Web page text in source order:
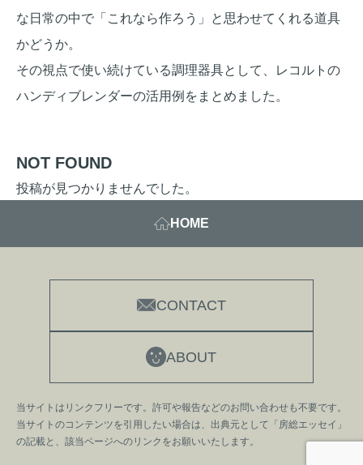
な日常の中で「これなら作ろう」と思わせてくれる道具
かどうか。
その視点で使い続けている調理器具として、レコルトの
ハンディブレンダーの活用例をまとめました。
NOT FOUND
投稿が見つかりませんでした。
HOME
CONTACT
ABOUT
当サイトはリンクフリーです。許可や報告などのお問い合わせも不要です。
当サイトのコンテンツを引用したい場合は、出典元として「房総エッセイ」
の記載と、該当ページへのリンクをお願いいたします。